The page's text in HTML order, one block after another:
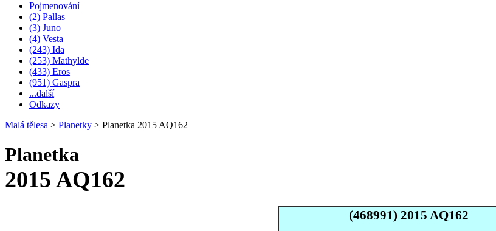
Pojmenování
(2) Pallas
(3) Juno
(4) Vesta
(243) Ida
(253) Mathylde
(433) Eros
(951) Gaspra
...další
Odkazy
Malá tělesa > Planetky > Planetka 2015 AQ162
Planetka
2015 AQ162
(468991) 2015 AQ162